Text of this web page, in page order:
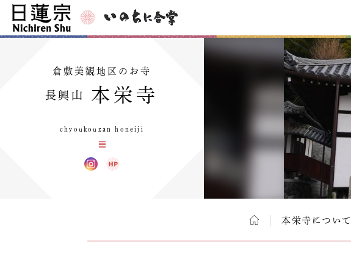
倉敷美観地区のお寺
長興山 本栄寺
chyoukouzan honeiji
本栄寺について